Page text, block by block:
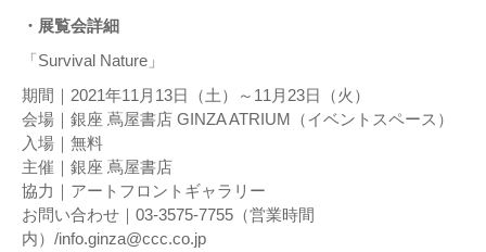
・展覧会詳細
「Survival Nature」
期間｜2021年11月13日（土）～11月23日（火）
会場｜銀座 蔦屋書店 GINZA ATRIUM（イベントスペース）
入場｜無料
主催｜銀座 蔦屋書店
協力｜アートフロントギャラリー
お問い合わせ｜03-3575-7755（営業時間
内）/info.ginza@ccc.co.jp